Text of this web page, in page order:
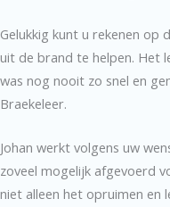
Gelukkig kunt u rekenen op
uit de brand te helpen. Het
was nog nooit zo snel en
Braekeleer.
Johan werkt volgens uw
zoveel mogelijk afgevoerd
niet alleen het opruimen en